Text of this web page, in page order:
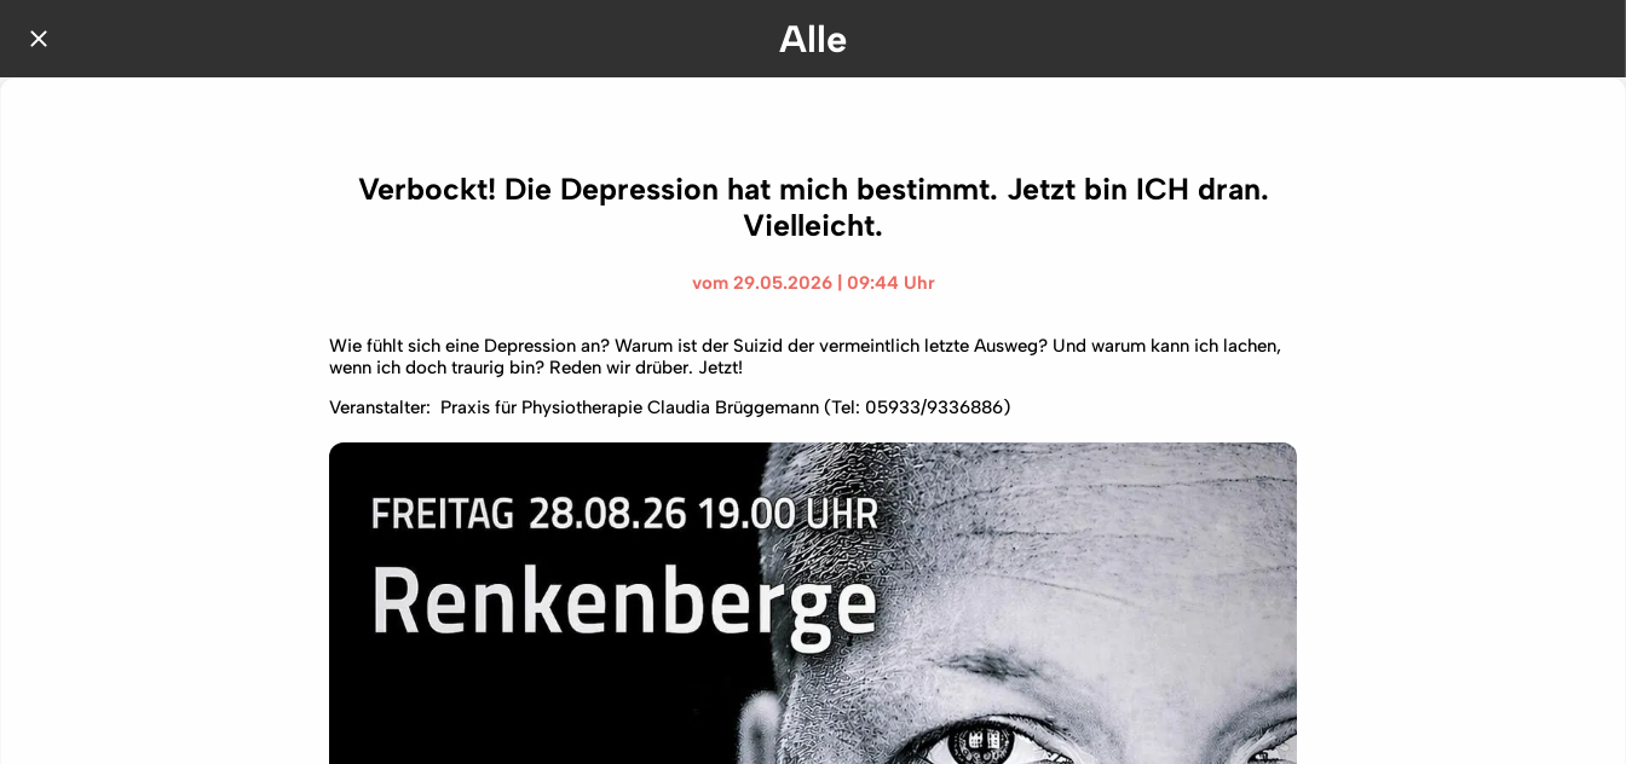
Alle
Verbockt! Die Depression hat mich bestimmt. Jetzt bin ICH dran.
Vielleicht.
vom 29.05.2026 | 09:44 Uhr
Wie fühlt sich eine Depression an? Warum ist der Suizid der vermeintlich letzte Ausweg? Und warum kann ich lachen,
wenn ich doch traurig bin? Reden wir drüber. Jetzt!
Veranstalter: Praxis für Physiotherapie Claudia Brüggemann (Tel: 05933/9336886)